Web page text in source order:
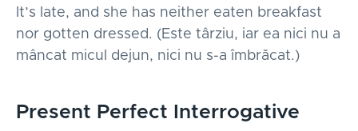
It’s late, and she has neither eaten breakfast
nor gotten dressed. (Este târziu, iar ea nici nu a
mâncat micul dejun, nici nu s-a îmbrăcat.)
Present Perfect Interrogative